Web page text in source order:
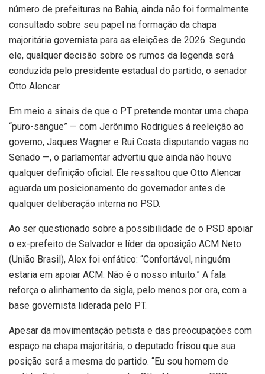
número de prefeituras na Bahia, ainda não foi formalmente
consultado sobre seu papel na formação da chapa
majoritária governista para as eleições de 2026. Segundo
ele, qualquer decisão sobre os rumos da legenda será
conduzida pelo presidente estadual do partido, o senador
Otto Alencar.
Em meio a sinais de que o PT pretende montar uma chapa
“puro-sangue” — com Jerônimo Rodrigues à reeleição ao
governo, Jaques Wagner e Rui Costa disputando vagas no
Senado —, o parlamentar advertiu que ainda não houve
qualquer definição oficial. Ele ressaltou que Otto Alencar
aguarda um posicionamento do governador antes de
qualquer deliberação interna no PSD.
Ao ser questionado sobre a possibilidade de o PSD apoiar
o ex-prefeito de Salvador e líder da oposição ACM Neto
(União Brasil), Alex foi enfático: “Confortável, ninguém
estaria em apoiar ACM. Não é o nosso intuito.” A fala
reforça o alinhamento da sigla, pelo menos por ora, com a
base governista liderada pelo PT.
Apesar da movimentação petista e das preocupações com
espaço na chapa majoritária, o deputado frisou que sua
posição será a mesma do partido. “Eu sou homem de